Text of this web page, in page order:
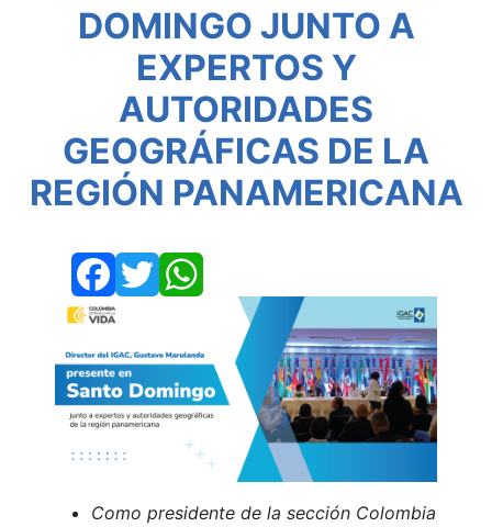
DOMINGO JUNTO A
EXPERTOS Y
AUTORIDADES
GEOGRÁFICAS DE LA
REGIÓN PANAMERICANA
Facebook
Twitter
Como presidente de la sección Colombia